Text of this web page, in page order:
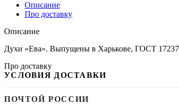
Описание
Про доставку
Описание
Духи «Ева». Выпущены в Харькове, ГОСТ
Про доставку
УСЛОВИЯ ДОСТАВКИ
ПОЧТОЙ РОССИИ